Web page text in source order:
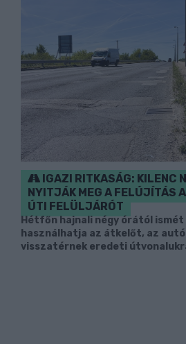
IGAZI RITKASÁG: KILENC
NYITJÁK MEG A FELÚJÍTÁS
ÚTI FELÜLJÁRÓT
Hétfőn hajnali négy órától ismét
használhatja az átkelőt, az
visszatérnek eredeti